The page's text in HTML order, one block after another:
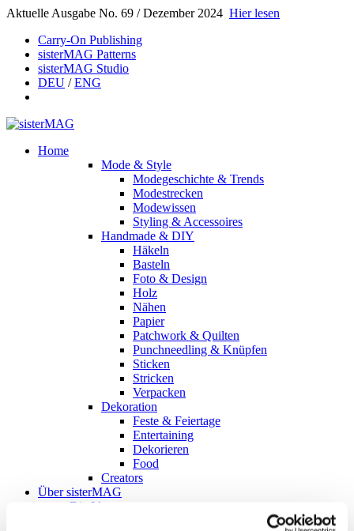
Aktuelle Ausgabe No. 69 / Dezember 2024 Hier lesen
Carry-On Publishing
sisterMAG Patterns
sisterMAG Studio
DEU /ENG
Home
Mode & Style
Modegeschichte & Trends
Modestrecken
Modewissen
Styling & Accessoires
Handmade & DIY
Häkeln
Basteln
Foto & Design
Holz
Nähen
Papier
Patchwork & Quilten
Punchneedling & Knüpfen
Sticken
Stricken
Verpacken
Dekoration
Feste & Feiertage
Entertaining
Dekorieren
Food
Creators
Über sisterMAG
Die Idee